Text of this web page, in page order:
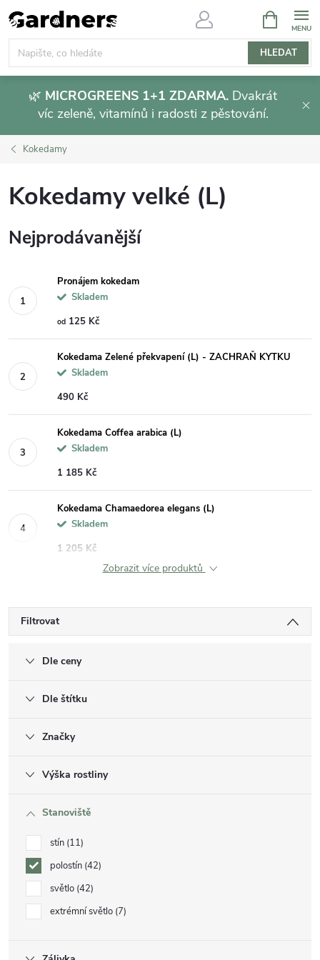
Přejít
na
obsah
HLEDAT
NÁKUPNÍ
KOŠÍK
🌿 MICROGREENS 1+1 ZDARMA. Dvakrát
víc zeleně, vitamínů i radosti z pěstování.
Kokedamy
Kokedamy velké (L)
Nejprodávanější
Pronájem kokedam
Skladem
od 125 Kč
Kokedama Zelené překvapení (L) - ZACHRAŇ KYTKU
Skladem
490 Kč
Kokedama Coffea arabica (L)
Skladem
1 185 Kč
Kokedama Chamaedorea elegans (L)
Skladem
1 205 Kč
Zobrazit více produktů
Filtrovat
Dle ceny
Dle štítku
Značky
Výška rostliny
Stanoviště
stín 11
polostín 42
světlo 42
extrémní světlo 7